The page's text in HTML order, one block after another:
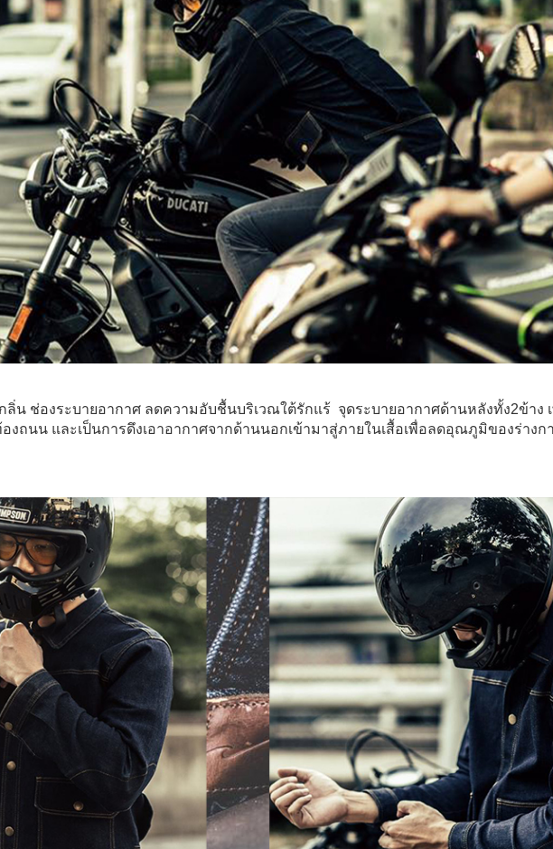
ลิ่น ช่องระบายอากาศ ลดความอับชื้นบริเวณใต้รักแร้ จุดระบายอากาศด้านหลังทั้ง2ข้าง
ถนน และเป็นการดึงเอาอากาศจากด้านนอกเข้ามาสู่ภายในเสื้อเพื่อลดอุณภูมิของร่างก